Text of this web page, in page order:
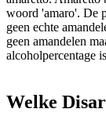
woord 'amaro'. De
geen echte
geen amandelen
alcoholpercentage
Welke